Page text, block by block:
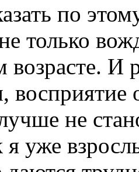
по
только
И
не
я уже